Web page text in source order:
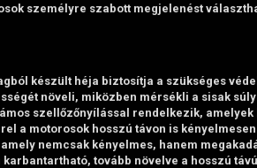
személyre szabott megjelenést
készült héja biztosítja a szükséges
növeli, miközben mérsékli a sisak
szellőzőnyílással rendelkezik,
a motorosok hosszú távon is
nemcsak kényelmes, hanem
tovább növelve a hosszú